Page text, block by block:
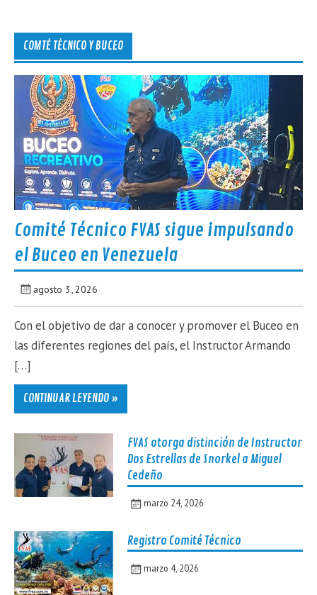
COMTÉ TÉCNICO Y BUCEO
Comité Técnico FVAS sigue impulsando
el Buceo en Venezuela
agosto 3, 2026
Con el objetivo de dar a conocer y promover el Buceo en
las diferentes regiones del país, el Instructor Armando
[…]
CONTINUAR LEYENDO »
FVAS otorga distinción de Instructor
Dos Estrellas de Snorkel a Miguel
Cedeño
marzo 24, 2026
Registro Comité Técnico
marzo 4, 2026